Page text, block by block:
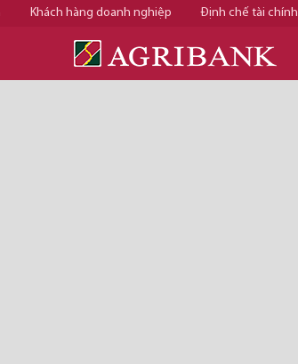
Khách hàng doanh nghiệp Định chế tài chính